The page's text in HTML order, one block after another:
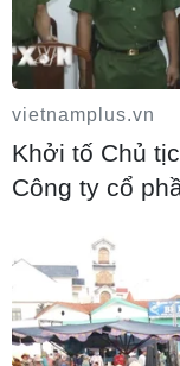
Khởi tố
người trên
Các trường
Trường
không vi
06/08/2026 16:44
vietnamplus.vn
Khởi tố Chủ
Công ty cổ